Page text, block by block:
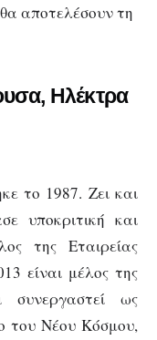
αποτελέσουν τη
Ηλέκτρα
το 1987. Ζει και
υποκριτική και
της Εταιρείας
είναι μέλος της
συνεργαστεί ως
του Νέου Κόσμου,